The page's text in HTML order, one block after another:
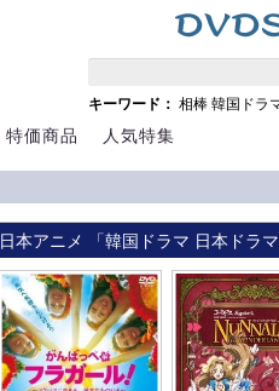
キーワード： 相棒 韓国ドラ
特価商品 人気特集
日本アニメ 「韓国ドラマ 日本ドラ